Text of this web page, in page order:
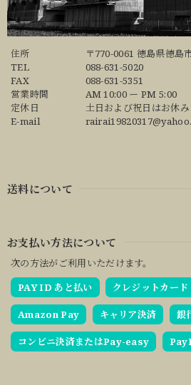
住所
〒770-0061 徳島県徳島
TEL
088-631-5020
FAX
088-631-5351
営業時間
AM 10:00 ー PM 5:00
定休日
土日および祝日はお休
E-mail
送料について
お支払い方法について
次の方法がご利用いただけます。
PAY ID あと払い
クレジットカード
Amazon Pay キャリア決済 銀
コンビニ決済またはPay-easy